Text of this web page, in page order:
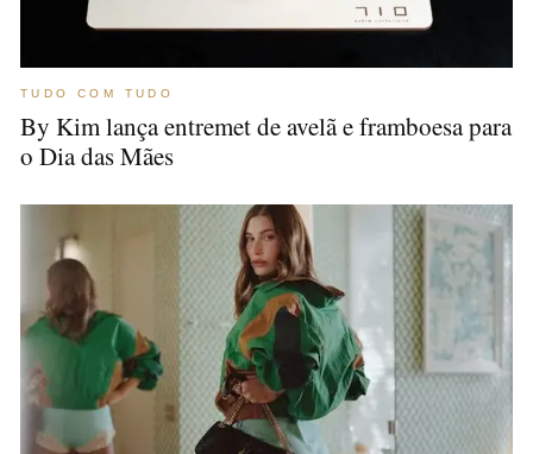
TUDO COM TUDO
By Kim lança entremet de avelã e framboesa para
o Dia das Mães